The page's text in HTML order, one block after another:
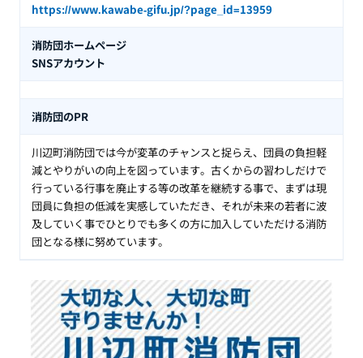
https://www.kawabe-gifu.jp/?page_id=13959
消防団ホームページ
SNSアカウント
消防団のPR
川辺町消防団では今が変革のチャンスと捉らえ、団員の負担軽
減とやりがいの向上を図っています。古くからの習わしだけで
行っている行事を廃止する等の改革を継続する事で、まずは現
団員に負担の低減を実感していただき、それが未来の若者に波
及していく事でひとりでも多くの方に加入していただける消防
団となる様に努めています。